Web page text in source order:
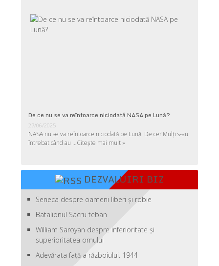
De ce nu se va reîntoarce niciodată NASA pe Lună?
27/06/2025
NASA nu se va reîntoarce niciodată pe Lună! De ce? Mulţi s-au
întrebat când au …Citește mai mult »
DEZVALUIRI BIZ
Seneca despre oameni liberi şi robie
Batalionul Sacru teban
William Saroyan despre inferioritate şi
superioritatea omului
Adevărata față a războiului. 1944